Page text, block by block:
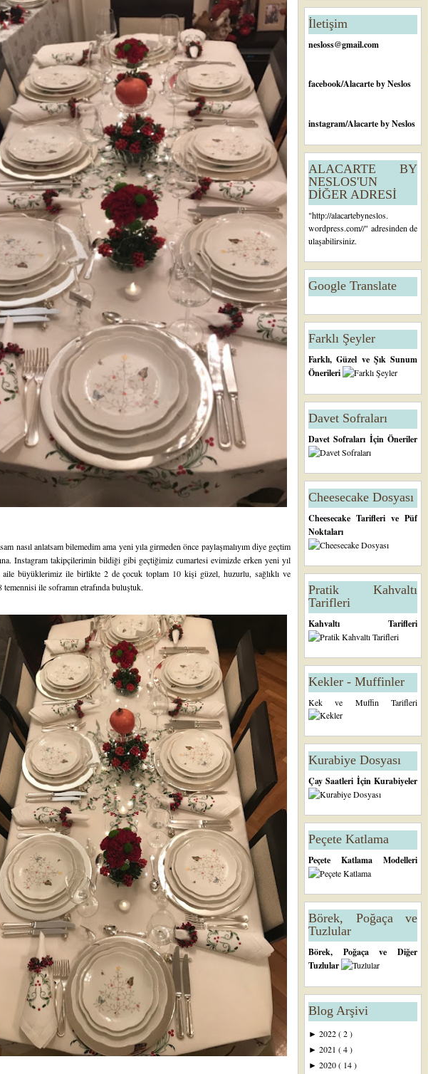
nasıl anlatsam bilemedim ama yeni yıla girmeden önce paylaşmalıyım diye geçtim
Instagram takipçilerimin bildiği gibi geçtiğimiz cumartesi evimizde erken yeni yıl
aile büyüklerimiz ile birlikte 2 de çocuk toplam 10 kişi güzel, huzurlu, sağlıklı ve
ile soframın etrafında buluştuk.
İletişim
nesloss@gmail.com
facebook/Alacarte by Neslos
instagram/Alacarte by Neslos
ALACARTE BY
NESLOS'UN
DİĞER ADRESİ
"http://alacartebyneslos.
wordpress.com//" adresinden de
ulaşabilirsiniz.
Google Translate
Farklı Şeyler
Farklı, Güzel ve Şık Sunum
Önerileri
Davet Sofraları
Davet Sofraları İçin Öneriler
Cheesecake Dosyası
Cheesecake Tarifleri ve Püf
Noktaları
Pratik Kahvaltı
Tarifleri
Kahvaltı Tarifleri
Kekler - Muffinler
Kek ve Muffin Tarifleri
Kurabiye Dosyası
Çay Saatleri İçin Kurabiyeler
Peçete Katlama
Peçete Katlama Modelleri
Börek, Poğaça ve
Tuzlular
Börek, Poğaça ve Diğer
Tuzlular
Blog Arşivi
► 2022( 2 )
► 2021 ( 4 )
► 2020( 14 )